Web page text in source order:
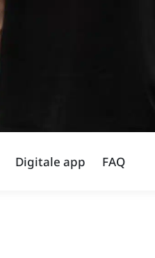
Digitale app FAQ